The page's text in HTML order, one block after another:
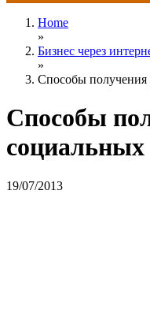
Home
»
Бизнес через
»
Способы получения
Способы
социальных
19/07/2013